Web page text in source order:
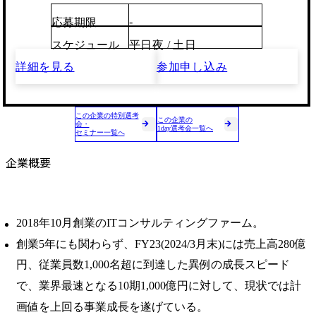
応募期限
-
スケジュール
平日夜 / 土日
詳細を見る
参加申し込み
この企業の特別選考
会・
セミナー一覧へ
この企業の
1day選考会一覧へ
企業概要
2018年10月創業のITコンサルティングファーム。
創業5年にも関わらず、FY23(2024/3月末)には売上高280億
円、従業員数1,000名超に到達した異例の成長スピード
で、業界最速となる10期1,000億円に対して、現状では計
画値を上回る事業成⻑を遂げている。